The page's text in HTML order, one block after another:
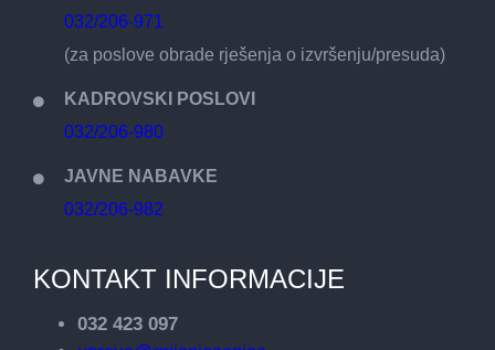
032/206-971
(za poslove obrade rješenja o izvršenju/presuda)
KADROVSKI POSLOVI
032/206-980
JAVNE NABAVKE
032/206-982
KONTAKT INFORMACIJE
032 423 097